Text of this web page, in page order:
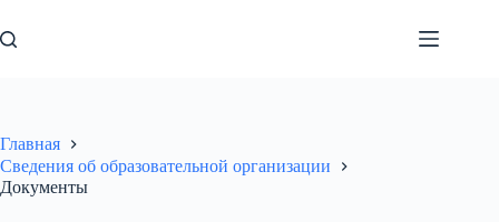
к
сути
Главная
Сведения об образовательной организации
Документы